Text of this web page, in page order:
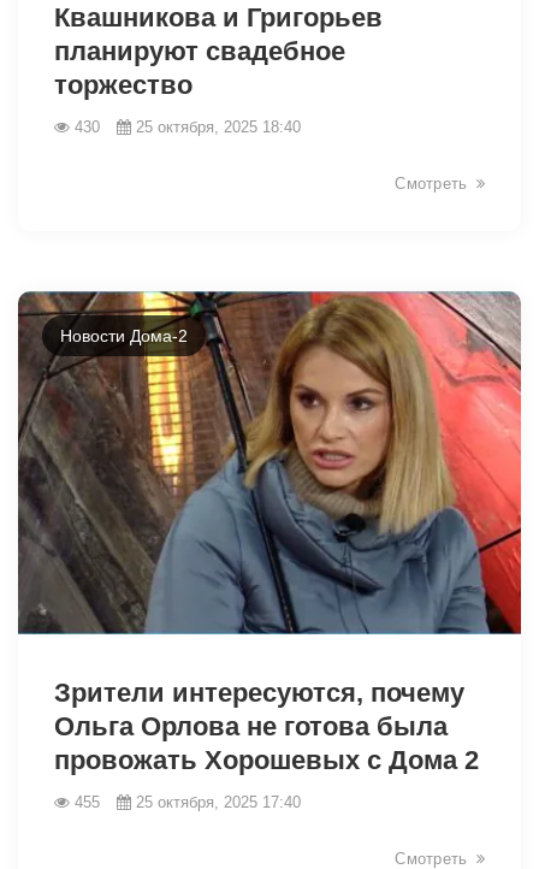
19191
Квашникова и Григорьев
планируют свадебное
торжество
430 25 октября, 2025 18:40
Смотреть
Новости Дома-2
Зрители интересуются, почему
Ольга Орлова не готова была
провожать Хорошевых с Дома 2
455 25 октября, 2025 17:40
Смотреть